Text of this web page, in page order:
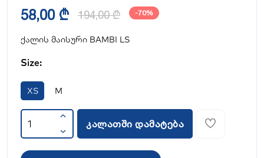
58,00 ₾ 194,00 ₾ -70%
ქალის მაისური BAMBI LS
Size:
XS M
კალათში დამატება